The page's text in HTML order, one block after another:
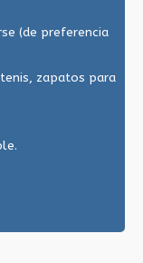
(de preferencia
zapatos para